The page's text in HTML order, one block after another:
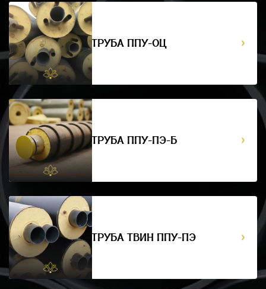
ТРУБА ППУ-ОЦ
ТРУБА ППУ-ПЭ-Б
ТРУБА ТВИН ППУ-ПЭ